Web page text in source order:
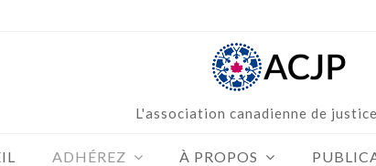
L'association canadienne de
ADHÉREZ À PROPOS